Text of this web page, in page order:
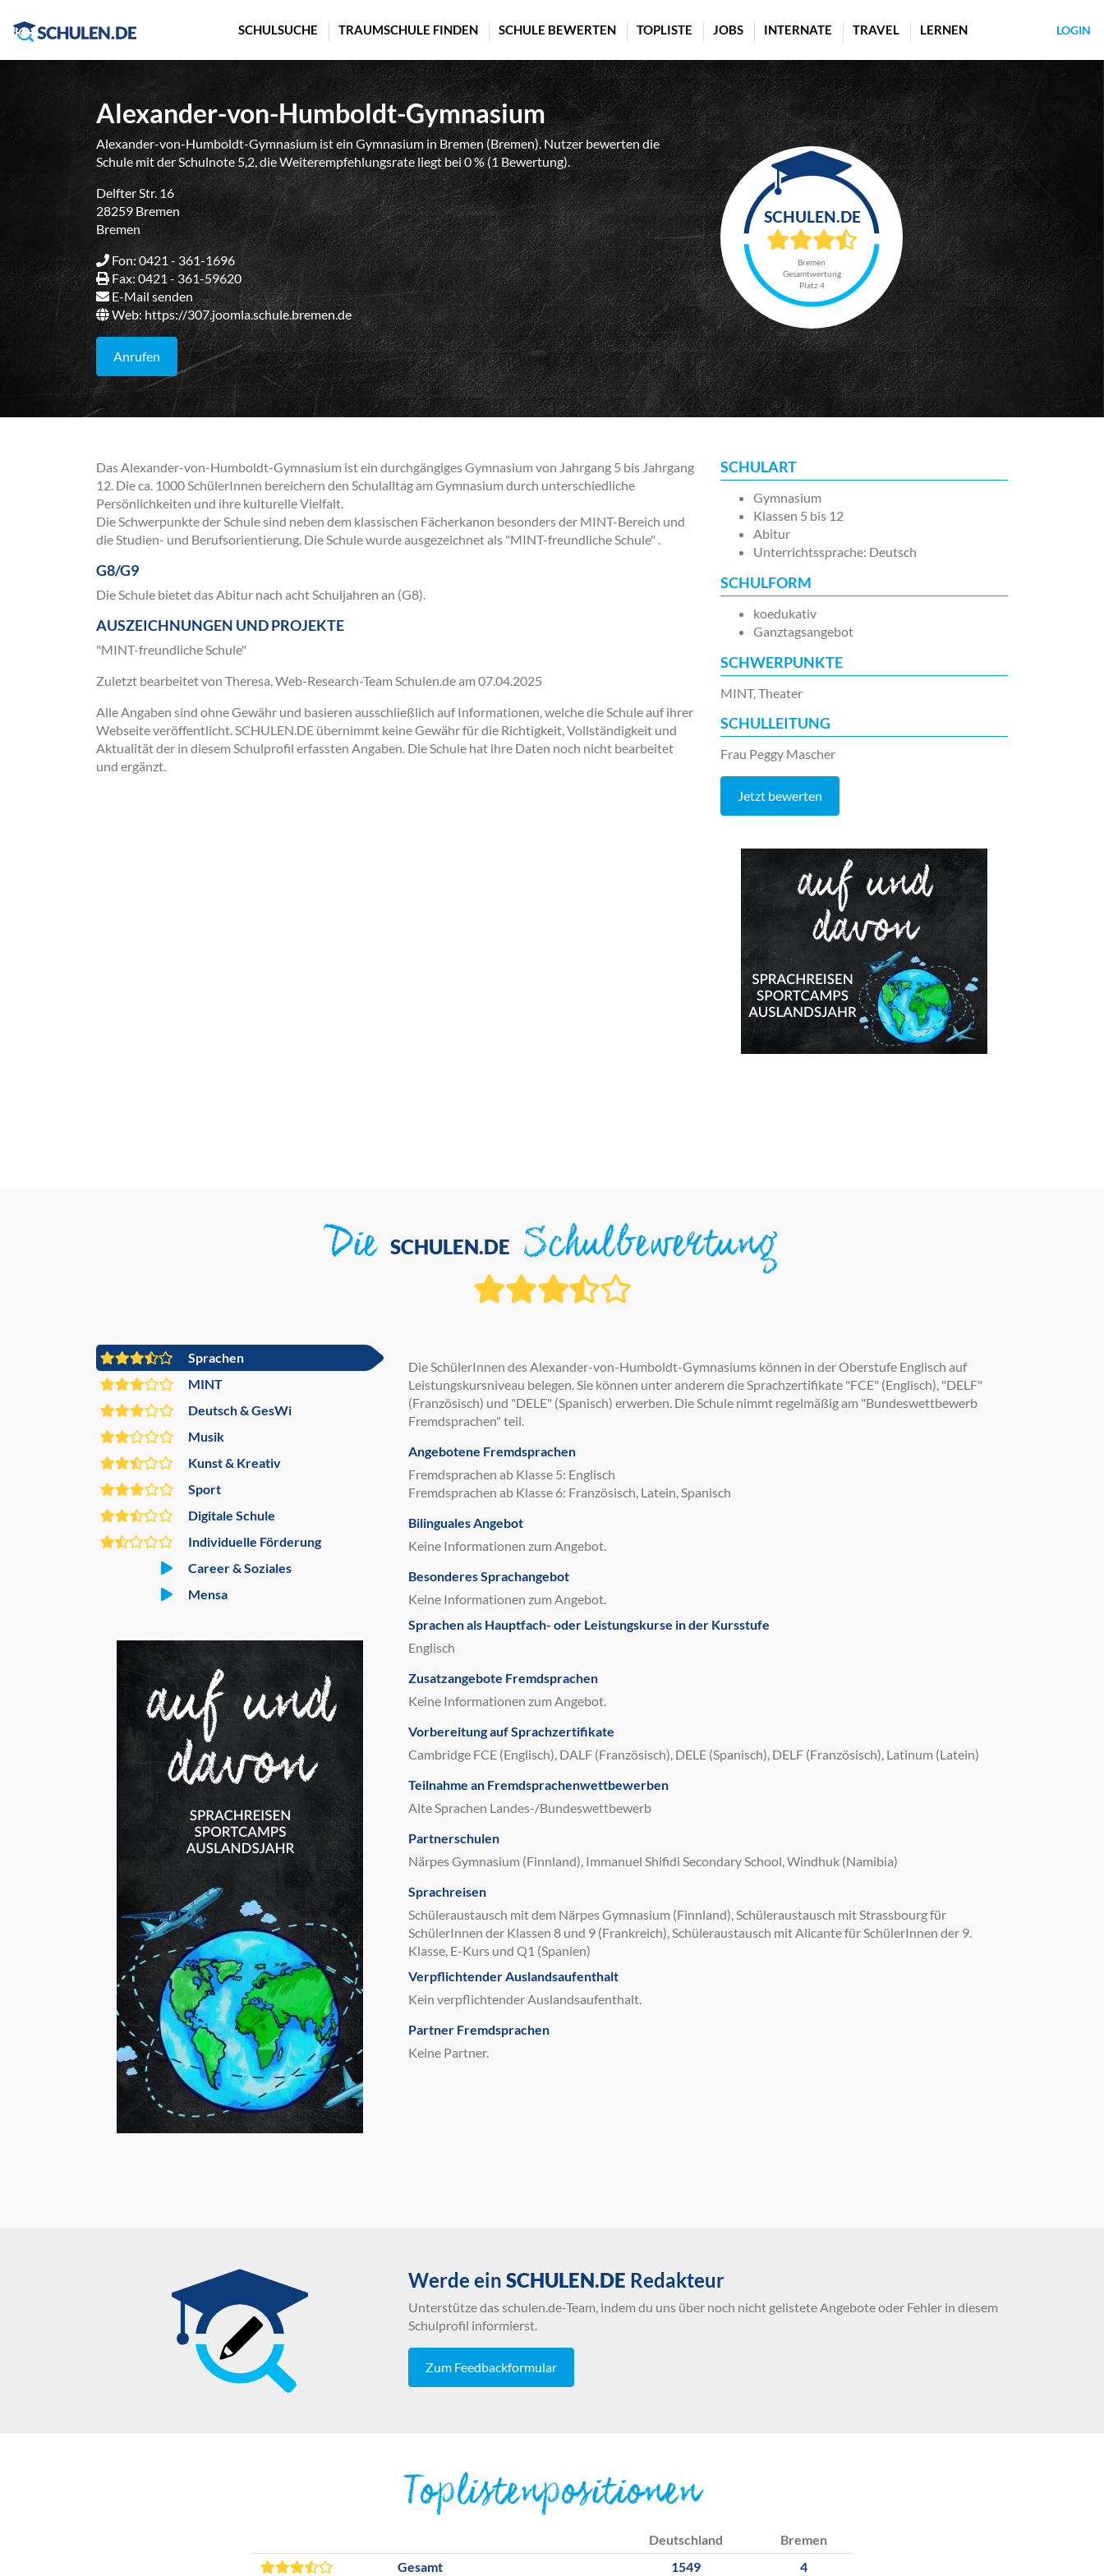
SCHULSUCHE TRAUMSCHULE FINDEN SCHULE BEWERTEN TOPLISTE JOBS INTERNATE TRAVEL LERNEN LOGIN
Alexander-von-Humboldt-Gymnasium
Alexander-von-Humboldt-Gymnasium ist ein Gymnasium in Bremen (Bremen). Nutzer bewerten die
Schule mit der Schulnote 5,2, die Weiterempfehlungsrate liegt bei 0 % (1 Bewertung).
Delfter Str. 16
28259 Bremen
Bremen
Fon: 0421 - 361-1696
Fax: 0421 - 361-59620
E-Mail senden
Web:https://307.joomla.schule.bremen.de
Anrufen
Bremen
Gesamtwertung
Platz 4
Das Alexander-von-Humboldt-Gymnasium ist ein durchgängiges Gymnasium von Jahrgang 5 bis Jahrgang
12. Die ca. 1000 SchülerInnen bereichern den Schulalltag am Gymnasium durch unterschiedliche
Persönlichkeiten und ihre kulturelle Vielfalt.
Die Schwerpunkte der Schule sind neben dem klassischen Fächerkanon besonders der MINT-Bereich und
die Studien- und Berufsorientierung. Die Schule wurde ausgezeichnet als "MINT-freundliche Schule" .
G8/G9
Die Schule bietet das Abitur nach acht Schuljahren an (G8).
AUSZEICHNUNGEN UND PROJEKTE
"MINT-freundliche Schule"
Zuletzt bearbeitet von Theresa, Web-Research-Team Schulen.de am 07.04.2025
Alle Angaben sind ohne Gewähr und basieren ausschließlich auf Informationen, welche die Schule auf ihrer
Webseite veröffentlicht. SCHULEN.DE übernimmt keine Gewähr für die Richtigkeit, Vollständigkeit und
Aktualität der in diesem Schulprofil erfassten Angaben. Die Schule hat ihre Daten noch nicht bearbeitet
und ergänzt.
SCHULART
Gymnasium
Klassen 5 bis 12
Abitur
Unterrichtssprache: Deutsch
SCHULFORM
koedukativ
Ganztagsangebot
SCHWERPUNKTE
MINT, Theater
SCHULLEITUNG
Frau Peggy Mascher
Jetzt bewerten
Die SCHULEN.DE Schulbewertung
Sprachen
MINT
Deutsch & GesWi
Musik
Kunst & Kreativ
Sport
Digitale Schule
Individuelle Förderung
Career & Soziales
Mensa
Die SchülerInnen des Alexander-von-Humboldt-Gymnasiums können in der Oberstufe Englisch auf
Leistungskursniveau belegen. Sie können unter anderem die Sprachzertifikate "FCE" (Englisch), "DELF"
(Französisch) und "DELE" (Spanisch) erwerben. Die Schule nimmt regelmäßig am "Bundeswettbewerb
Fremdsprachen" teil.
Angebotene Fremdsprachen
Fremdsprachen ab Klasse 5: Englisch
Fremdsprachen ab Klasse 6: Französisch, Latein, Spanisch
Bilinguales Angebot
Keine Informationen zum Angebot.
Besonderes Sprachangebot
Keine Informationen zum Angebot.
Sprachen als Hauptfach- oder Leistungskurse in der Kursstufe
Englisch
Zusatzangebote Fremdsprachen
Keine Informationen zum Angebot.
Vorbereitung auf Sprachzertifikate
Cambridge FCE (Englisch), DALF (Französisch), DELE (Spanisch), DELF (Französisch), Latinum (Latein)
Teilnahme an Fremdsprachenwettbewerben
Alte Sprachen Landes-/Bundeswettbewerb
Partnerschulen
Närpes Gymnasium (Finnland), Immanuel Shifidi Secondary School, Windhuk (Namibia)
Sprachreisen
Schüleraustausch mit dem Närpes Gymnasium (Finnland), Schüleraustausch mit Strassbourg für
SchülerInnen der Klassen 8 und 9 (Frankreich), Schüleraustausch mit Alicante für SchülerInnen der 9.
Klasse, E-Kurs und Q1 (Spanien)
Verpflichtender Auslandsaufenthalt
Kein verpflichtender Auslandsaufenthalt.
Partner Fremdsprachen
Keine Partner.
Werde ein SCHULEN.DE Redakteur
Unterstütze das schulen.de-Team, indem du uns über noch nicht gelistete Angebote oder Fehler in diesem
Schulprofil informierst.
Zum Feedbackformular
Toplistenpositionen
Deutschland
Bremen
Gesamt
1549 4